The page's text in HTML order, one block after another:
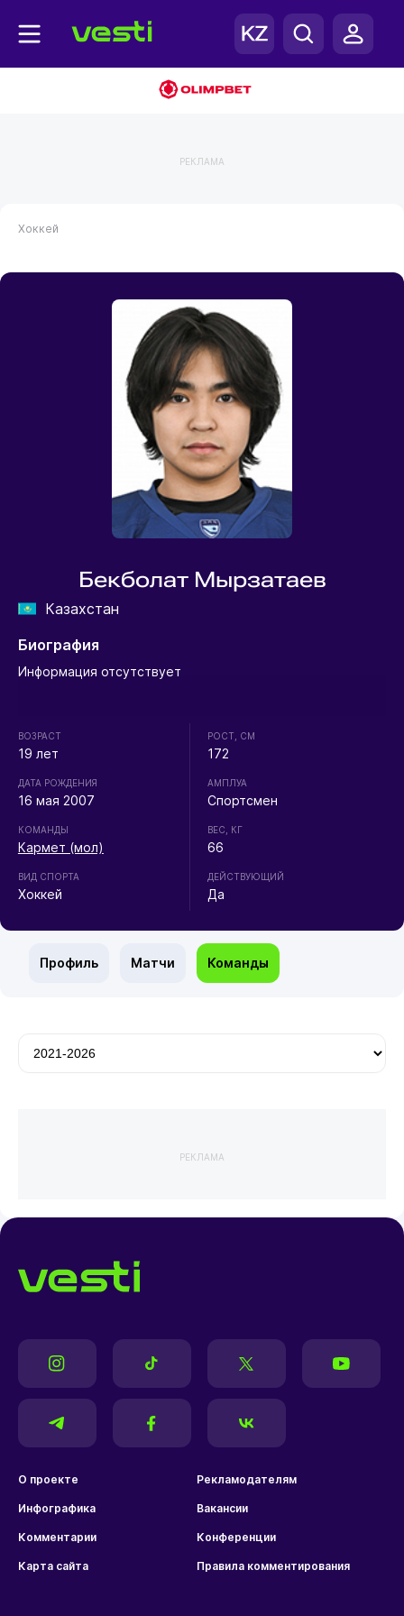
РЕКЛАМА
Хоккей
Бекболат Мырзатаев
Казахстан
Биография
Информация отсутствует
ВОЗРАСТ
19 лет
ДАТА РОЖДЕНИЯ
16 мая 2007
КОМАНДЫ
Кармет (мол)
ВИД СПОРТА
Хоккей
РОСТ, СМ
172
АМПЛУА
Спортсмен
ВЕС, КГ
66
ДЕЙСТВУЮЩИЙ
Да
Профиль Матчи Команды
РЕКЛАМА
О проекте Рекламодателям
Инфографика Вакансии
Комментарии Конференции
Карта сайта Правила комментирования